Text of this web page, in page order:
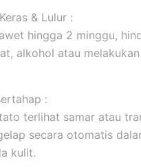
& Lulur :
hingga 2 minggu,
alkohol atau
:
terlihat samar atau
secara otomatis
kulit.